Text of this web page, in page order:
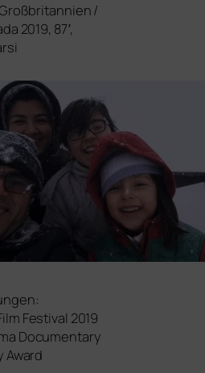
/
2019, 87′,
Festival 2019
Documentary
Award